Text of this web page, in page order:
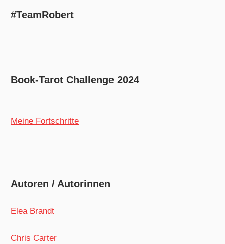
#TeamRobert
Book-Tarot Challenge 2024
Meine Fortschritte
Autoren / Autorinnen
Elea Brandt
Chris Carter